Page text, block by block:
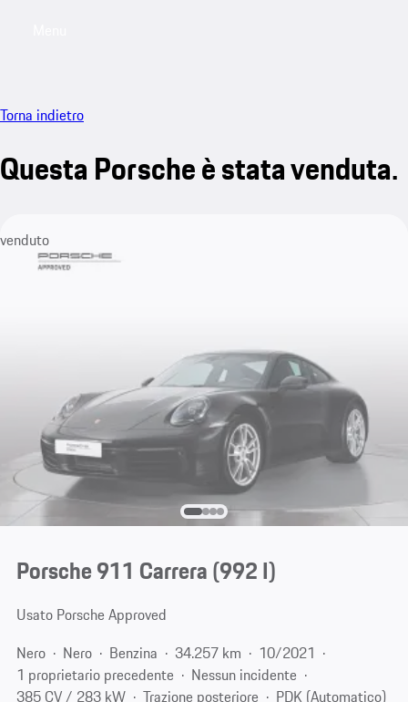
Torna indietro
Questa Porsche è stata venduta.
venduto
Porsche 911 Carrera(992 I)
Usato Porsche Approved
Nero
Nero Benzina 34.257 km
10/2021
1 proprietario precedente
Nessun incidente
385 CV / 283 kW
Trazione posteriore
PDK (Automatico)